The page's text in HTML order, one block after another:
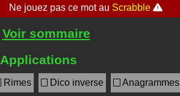
Voir sommaire
Applications
Rimes Dico inverse Anagrammes